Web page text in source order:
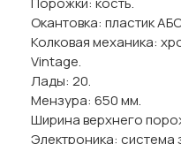
Окантовка: пластик
Колковая механика:
Vintage.
Лады: 20.
Мензура: 650 мм.
Ширина верхнего
Электроника: система